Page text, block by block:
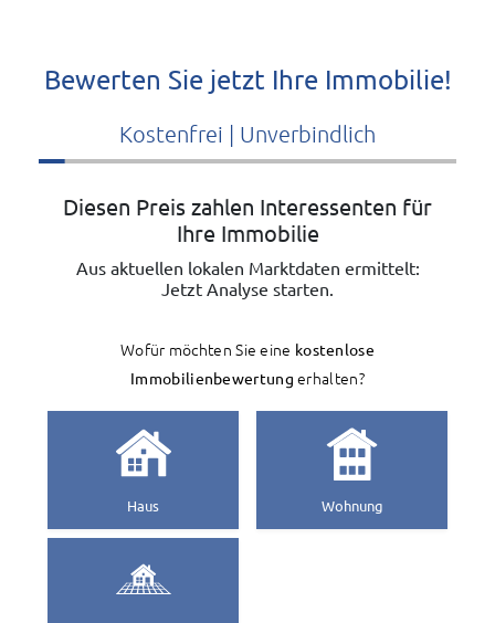
Bewerten Sie jetzt Ihre Immobilie!
Kostenfrei | Unverbindlich
Diesen Preis zahlen Interessenten für
Ihre Immobilie
Aus aktuellen lokalen Marktdaten ermittelt:
Jetzt Analyse starten.
Wofür möchten Sie eine kostenlose
Immobilienbewertung erhalten?
Haus Wohnung